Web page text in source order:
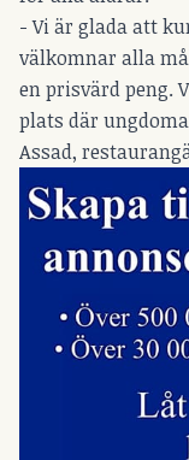
- Vi är glada att
välkomnar alla
en prisvärd peng.
plats där
Assad,